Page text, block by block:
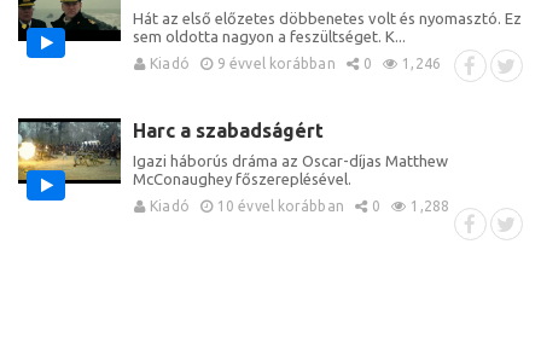
Hát az első előzetes döbbenetes volt és nyomasztó. Ez
sem oldotta nagyon a feszültséget. K...
Kiadó 9 évvel korábban 0 1,246
Harc a szabadságért
Igazi háborús dráma az Oscar-díjas Matthew
McConaughey főszereplésével.
Kiadó 10 évvel korábban 0 1,288